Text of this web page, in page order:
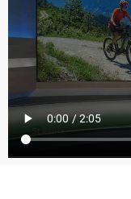
Die Zusammenarbeit
NutzerInnen
Durchschnitt rund
Durch Reparatur
verdoppelt